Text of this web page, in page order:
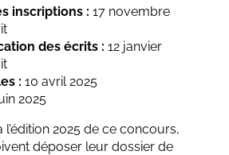
inscriptions : 17 novembre
des écrits : 12 janvier
: 10 avril 2025
2025
2025 de ce concours,
déposer leur dossier de